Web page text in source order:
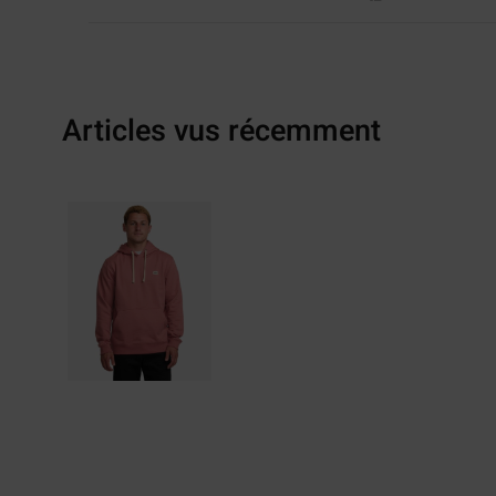
Articles vus récemment